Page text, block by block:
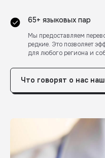
65+ языковых пар
Мы предоставляем
редкие. Это позволяет
для любого региона и
Что говорят о нас